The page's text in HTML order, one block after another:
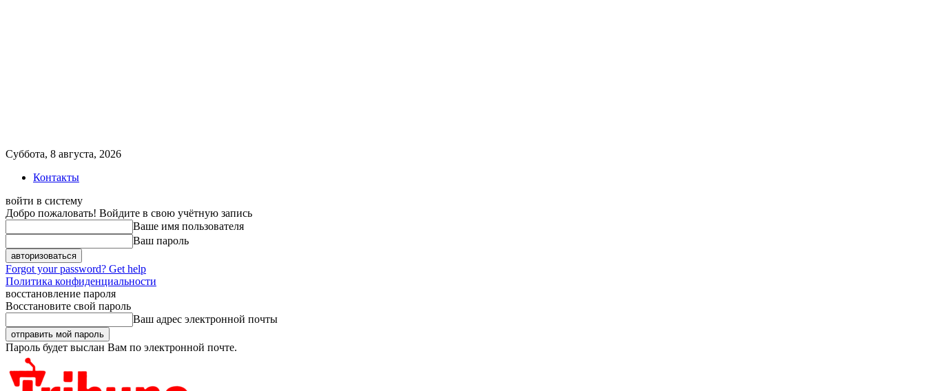
Суббота, 8 августа, 2026
Контакты
войти в систему
Добро пожаловать! Войдите в свою учётную запись
Ваше имя пользователя
Ваш пароль
Forgot your password? Get help
Политика конфиденциальности
восстановление пароля
Восстановите свой пароль
Ваш адрес электронной почты
Пароль будет выслан Вам по электронной почте.